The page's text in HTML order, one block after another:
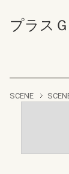
プラス
SCENE